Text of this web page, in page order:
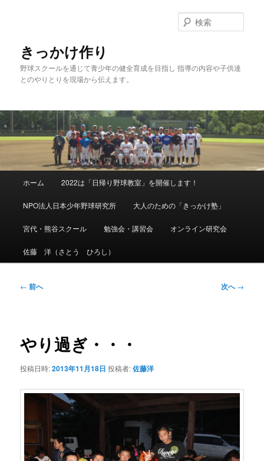
移
動
きっかけ作り
野球スクールを通じて青少年の健全育成を目指し 指導の内容や子供達
とのやりとりを現場から伝えます。
索
ホーム 2022は「日帰り野球教室」を開催します！
NPO法人日本少年野球研究所 大人のための「きっかけ塾」
宮代・熊谷スクール 勉強会・講習会 オンライン研究会
佐藤 洋（さとう ひろし）
投
ー
ョ
← 前へ 次へ→
やり過ぎ・・・
投稿日時:2013年11月18日 投稿者:佐藤洋